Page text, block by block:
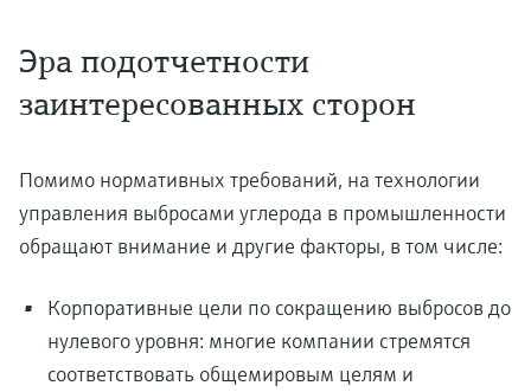
Эра подотчетности
заинтересованных сторон
Помимо нормативных требований, на технологии
управления выбросами углерода в промышленности
обращают внимание и другие факторы, в том числе:
Корпоративные цели по сокращению выбросов до
нулевого уровня: многие компании стремятся
соответствовать общемировым целям и